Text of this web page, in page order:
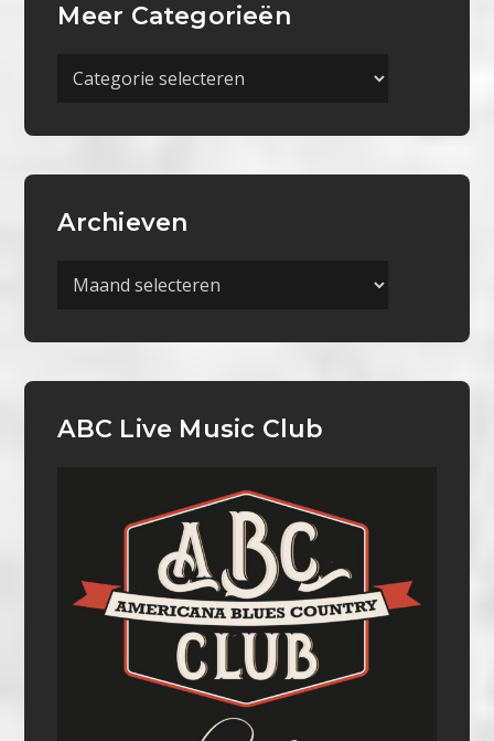
Meer Categorieën
Meer
Archieven
Archieven
ABC Live Music Club